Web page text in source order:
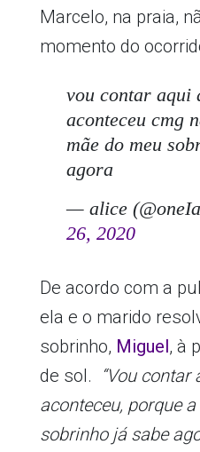
Marcelo, na praia,
momento do
vou contar aqui
aconteceu cmg
mãe do meu
agora
— alice
26, 2020
De acordo com a
ela e o marido
sobrinho, Miguel, à
de sol.
“Vou
aconteceu, porque
sobrinho já sabe